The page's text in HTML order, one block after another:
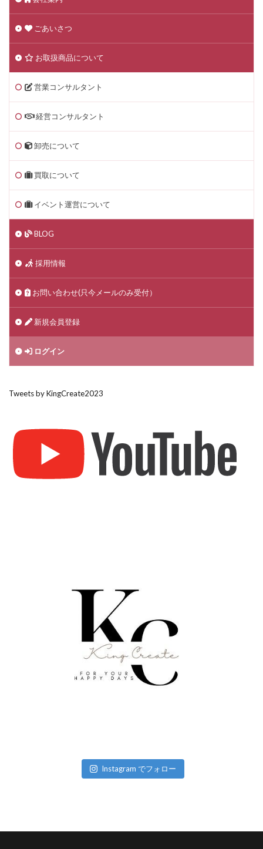
ごあいさつ
お取扱商品について
営業コンサルタント
経営コンサルタント
卸売について
買取について
イベント運営について
BLOG
採用情報
お問い合わせ(只今メールのみ受付）
新規会員登録
ログイン
Tweets by KingCreate2023
Instagram でフォロー